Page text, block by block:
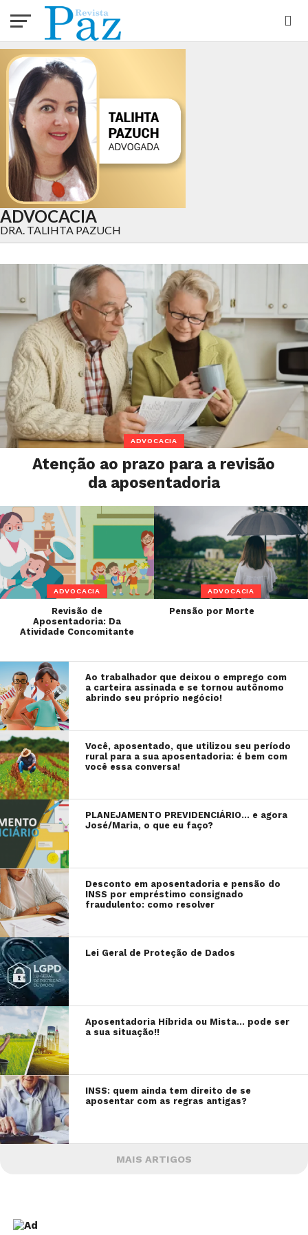
ADVOCACIA
DRA. TALIHTA PAZUCH
ADVOCACIA
Atenção ao prazo para a revisão
da aposentadoria
ADVOCACIA
Revisão de
Aposentadoria: Da
Atividade Concomitante
ADVOCACIA
Pensão por Morte
Ao trabalhador que deixou o emprego com
a carteira assinada e se tornou autônomo
abrindo seu próprio negócio!
Você, aposentado, que utilizou seu período
rural para a sua aposentadoria: é bem com
você essa conversa!
PLANEJAMENTO PREVIDENCIÁRIO… e agora
José/Maria, o que eu faço?
Desconto em aposentadoria e pensão do
INSS por empréstimo consignado
fraudulento: como resolver
Lei Geral de Proteção de Dados
Aposentadoria Híbrida ou Mista… pode ser
a sua situação!!
INSS: quem ainda tem direito de se
aposentar com as regras antigas?
MAIS ARTIGOS